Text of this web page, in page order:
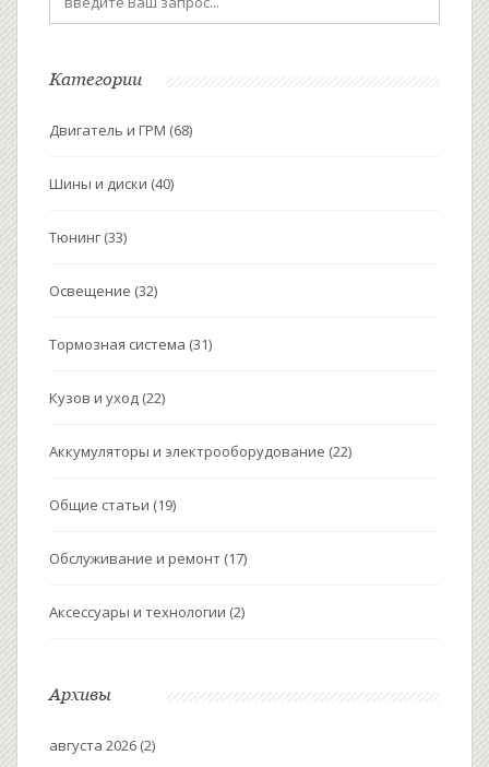
Категории
Двигатель и ГРМ (68)
Шины и диски (40)
Тюнинг (33)
Освещение (32)
Тормозная система (31)
Кузов и уход (22)
Аккумуляторы и электрооборудование (22)
Общие статьи (19)
Обслуживание и ремонт (17)
Аксессуары и технологии (2)
Архивы
августа 2026 (2)